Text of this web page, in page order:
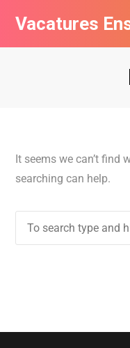
Vacatures
It seems we can’t find
searching can help.
Vacatures per bedrijf
De populairste